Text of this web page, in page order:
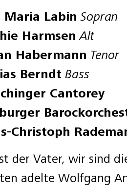
Maria Labin Sopran
Harmsen Alt
Habermann Tenor
Berndt Bass
Cantorey
Christoph
der Vater, wir sind
adelte Wolfgang